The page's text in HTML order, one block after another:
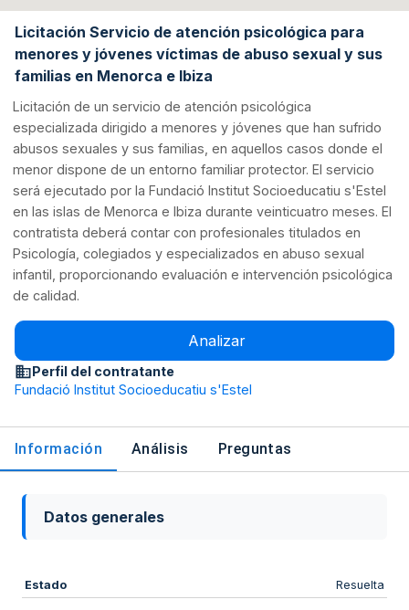
Licitación Servicio de atención psicológica para
menores y jóvenes víctimas de abuso sexual y sus
familias en Menorca e Ibiza
Licitación de un servicio de atención psicológica
especializada dirigido a menores y jóvenes que han sufrido
abusos sexuales y sus familias, en aquellos casos donde el
menor dispone de un entorno familiar protector. El servicio
será ejecutado por la Fundació Institut Socioeducatiu s'Estel
en las islas de Menorca e Ibiza durante veinticuatro meses. El
contratista deberá contar con profesionales titulados en
Psicología, colegiados y especializados en abuso sexual
infantil, proporcionando evaluación e intervención psicológica
de calidad.
Analizar
Perfil del contratante
Fundació Institut Socioeducatiu s'Estel
Información Análisis Preguntas
Datos generales
Estado Resuelta